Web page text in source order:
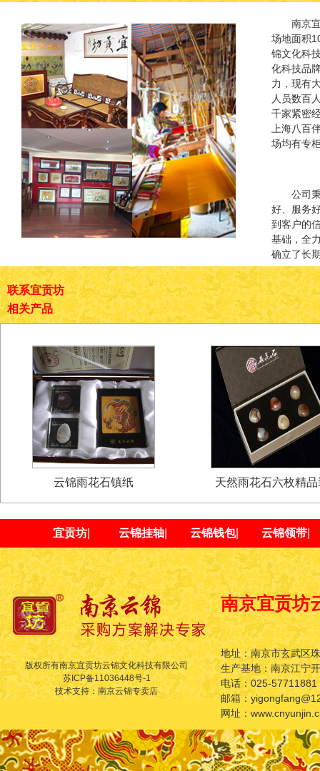
南京
场地面积
锦文化科
化科技品
力，现有
人员数百
千家紧密
上海八百
场均有专
公司
好、服务
到客户的
基础，全
确立了长
联系宜贡坊
相关产品
云锦雨花石镇纸 天然雨花石六枚精品
宜贡坊 云锦挂轴 云锦钱包| 云锦领带
版权所有南京宜贡坊云锦文化科技有限公司
苏ICP备11036448号-1
技术支持：南京云锦专卖店
南京宜贡坊
地址：南京市玄武区
生产基地：南京江宁
电话：025-57711881
邮箱：
网址：